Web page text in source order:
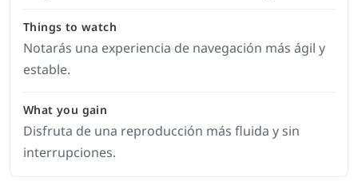
Things to watch
Notarás una experiencia de navegación más ágil y
estable.
What you gain
Disfruta de una reproducción más fluida y sin
interrupciones.